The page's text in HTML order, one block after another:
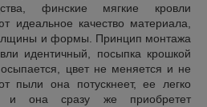
финские мягкие кровли
идеальное качество материала,
и формы. Принцип монтажа
идентичный, посыпка крошкой
цвет не меняется и не
пыли она потускнеет, ее легко
и она сразу же приобретет